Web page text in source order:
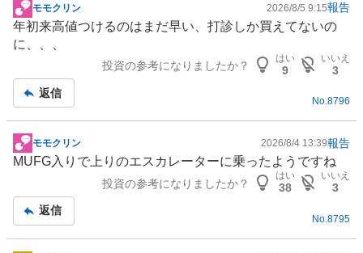
掲
示
板
モモクリン 2026/8/5 9:15報告
年初来高値つけるのはまだ早い、打診しか買えてないの
に、、、
投資の参考になりましたか？
はい
9
いいえ
3
返信
No.8796
掲
示
事
モモクリン 2026/8/4 13:39報告
MUFG入りで上りのエスカレーターに乗ったようですね
投資の参考になりましたか？
はい
38
いいえ
3
返信
No. 8795